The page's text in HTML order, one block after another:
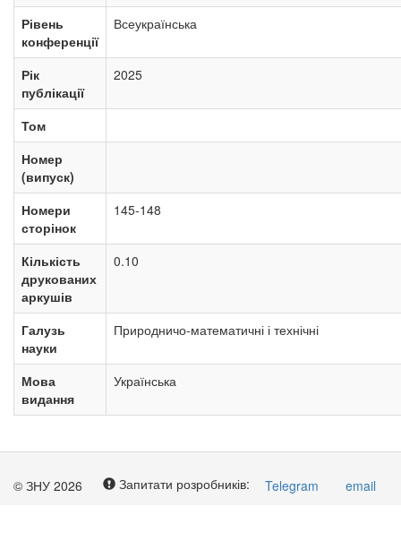
Рівень
конференції
Всеукраїнська
Рік
публікації
2025
Том
Номер
(випуск)
Номери
сторінок
145-148
Кількість
друкованих
аркушів
0.10
Галузь
науки
Природничо-математичні і технічні
Мова
видання
Українська
© ЗНУ 2026 Запитати розробників: Telegram email